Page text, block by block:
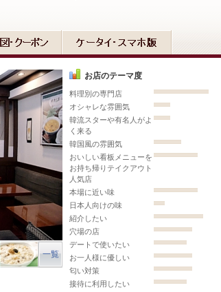
一覧
お店のテーマ度
料理別の専門店
オシャレな雰囲気
韓流スターや有名人がよ
く来る
韓国風の雰囲気
おいしい看板メニューを
お持ち帰りテイクアウト
人気店
本場に近い味
日本人向けの味
紹介したい
穴場の店
デートで使いたい
お一人様に優しい
匂い対策
接待に利用したい